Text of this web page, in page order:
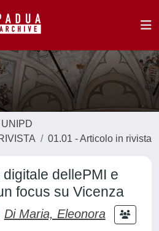
01.01 - Articolo in rivista
dellePMI e
focus su Vicenza
Di Maria, Eleonora